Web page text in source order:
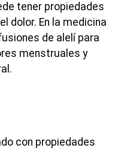
tener propiedades
dolor. En la medicina
de alelí para
menstruales y
con propiedades